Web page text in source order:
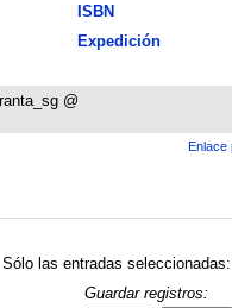
ISBN
Expedición
@
Enlace
Sólo las entradas seleccionadas:
Guardar registros: